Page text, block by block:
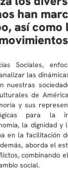
han
así como
Sociales,
las
nuestras
de
y sus
para la
la dignidad y
en la facilitación
aborda el
combinando
social.